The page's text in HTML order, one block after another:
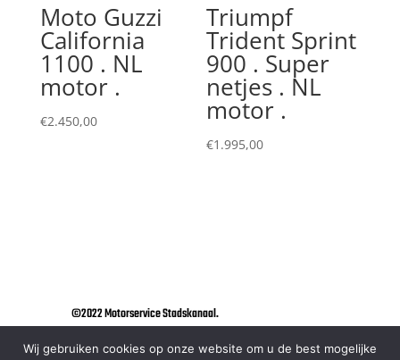
Moto Guzzi
California
1100 . NL
motor .
€2.450,00
Triumpf
Trident Sprint
900 . Super
netjes . NL
motor .
€1.995,00
©2022 Motorservice Stadskanaal.
Wij gebruiken cookies op onze website om u de best mogelijke